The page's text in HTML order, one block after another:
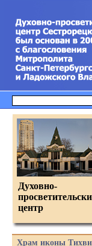
Духовно-
центр
Храм иконы